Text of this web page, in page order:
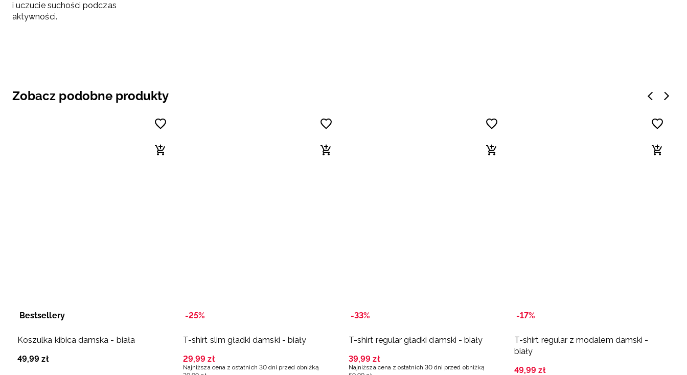
i uczucie suchości podczas
aktywności.
Zobacz podobne produkty
Bestsellery
Koszulka kibica damska - biała
49,99 zł
-25%
T-shirt slim gładki damski - biały
29,99 zł
Najniższa cena z ostatnich 30 dni przed obniżką
-33%
T-shirt regular gładki damski - biały
39,99 zł
Najniższa cena z ostatnich 30 dni przed obniżką
-17%
T-shirt regular z modalem damski -
biały
49,99 zł